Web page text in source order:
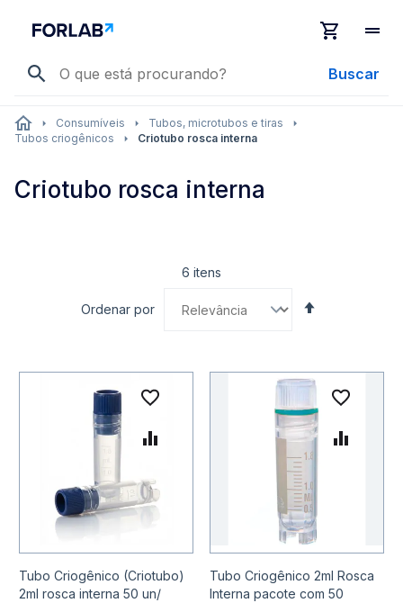
Buscar
Consumíveis
Tubos, microtubos e tiras
Tubos criogênicos
Criotubo rosca interna
Criotubo rosca interna
6 itens
Ordenar por
Tubo Criogênico (Criotubo)
2ml rosca interna 50 un/
Adicionar à lista de
Adicionar para Comparar
Tubo Criogênico 2ml Rosca
Interna pacote com 50